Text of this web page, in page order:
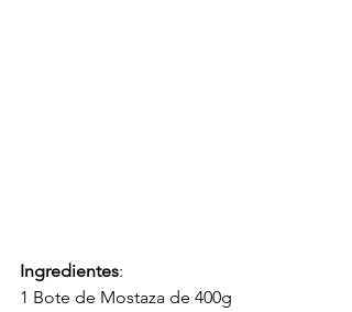
Ingredientes:
1 Bote de Mostaza de 400g